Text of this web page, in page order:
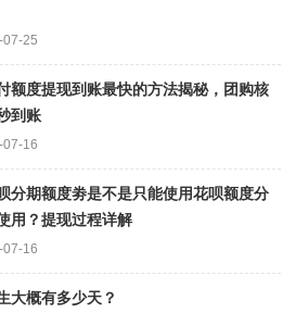
25
额度提现到账最快的方法揭秘，团购核
到账
16
分期额度劵是不是只能使用花呗额度分
用？提现过程详解
16
大概有多少天？